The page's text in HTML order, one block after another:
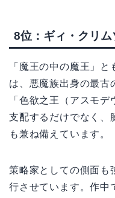
8位：ギィ・クリム
「魔王の中の魔王」
は、悪魔族出身の最古
「色欲之王（アスモ
支配するだけでなく、
も兼ね備えています。
策略家としての側面も
行させています。作中